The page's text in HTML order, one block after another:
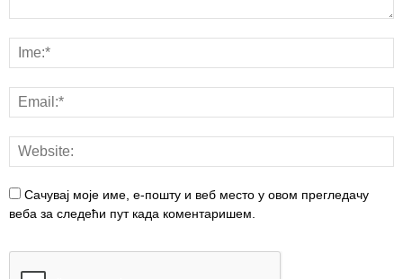
Сачувај моје име, е-пошту и веб место у овом прегледачу
веба за следећи пут када коментаришем.